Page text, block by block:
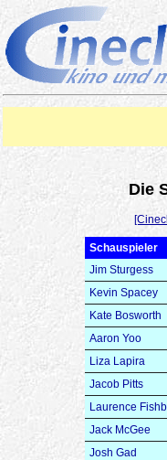
Die
Schauspieler
Jim Sturgess
Kevin Spacey
Kate Bosworth
Aaron Yoo
Liza Lapira
Jacob Pitts
Laurence
Jack McGee
Josh Gad